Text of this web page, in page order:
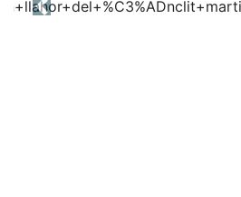
Previous